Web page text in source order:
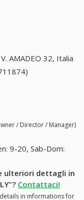
AMADEO 32, Italia
/ Director / Manager)
9-20, Sab-Dom:
ulteriori dettagli in
Contattaci!
in informations for